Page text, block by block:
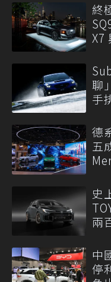
終
X7
聊
手
德
五
史
兩
中
停